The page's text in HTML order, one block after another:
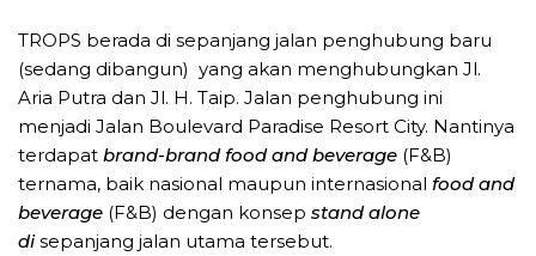
TROPS berada di sepanjang jalan penghubung baru
(sedang dibangun) yang akan menghubungkan Jl.
Aria Putra dan Jl. H. Taip. Jalan penghubung ini
menjadi Jalan Boulevard Paradise Resort City. Nantinya
terdapat brand-brand food and beverage (F&B)
ternama, baik nasional maupun internasional food and
beverage (F&B) dengan konsep stand alone
disepanjang jalan utama tersebut.